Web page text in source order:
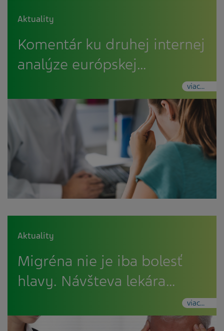
Aktuality
Komentár ku druhej internej
analýze európskej…
viac...
Aktuality
Migréna nie je iba bolesť
hlavy. Návšteva lekára…
viac...